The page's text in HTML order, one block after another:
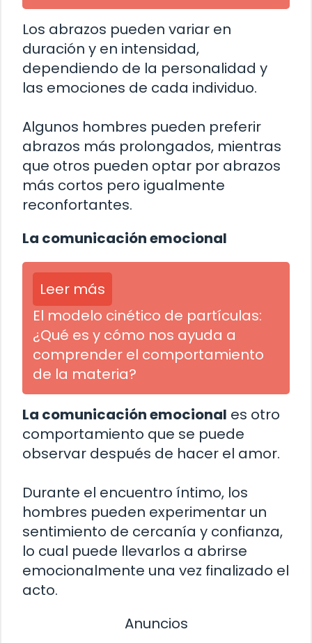
Los abrazos pueden variar en
duración y en intensidad,
dependiendo de la personalidad y
las emociones de cada individuo.
Algunos hombres pueden preferir
abrazos más prolongados, mientras
que otros pueden optar por abrazos
más cortos pero igualmente
reconfortantes.
La comunicación emocional
Leer más
El modelo cinético de partículas:
¿Qué es y cómo nos ayuda a
comprender el comportamiento
de la materia?
La comunicación emocional es otro
comportamiento que se puede
observar después de hacer el amor.
Durante el encuentro íntimo, los
hombres pueden experimentar un
sentimiento de cercanía y confianza,
lo cual puede llevarlos a abrirse
emocionalmente una vez finalizado el
acto.
Anuncios